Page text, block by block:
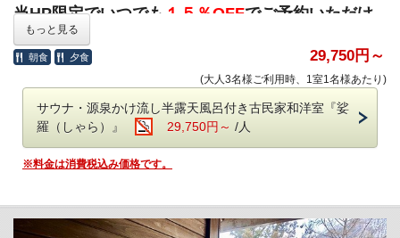
当HP限定でいつでも １５％OFFでご予約いただけ
ます。
【基本料金】当館人気No.1 迷ったらコレ！【特選和牛
【お食事】
全国から厳選された和牛のミニステーキが付いたプランです。川
魚・一升べら・ばんだい餅等、囲炉裏で焼き上げた山川の幸や郷
り込んだ囲炉裏会席です。
もっと見る
朝食 夕食 29,750円～
(大人3名様ご利用時、1室1名様あたり)
サウナ・源泉かけ流し半露天風呂付き古民家和洋室『娑
羅（しゃら）』
29,750円～ /人
※料金は消費税込み価格です。